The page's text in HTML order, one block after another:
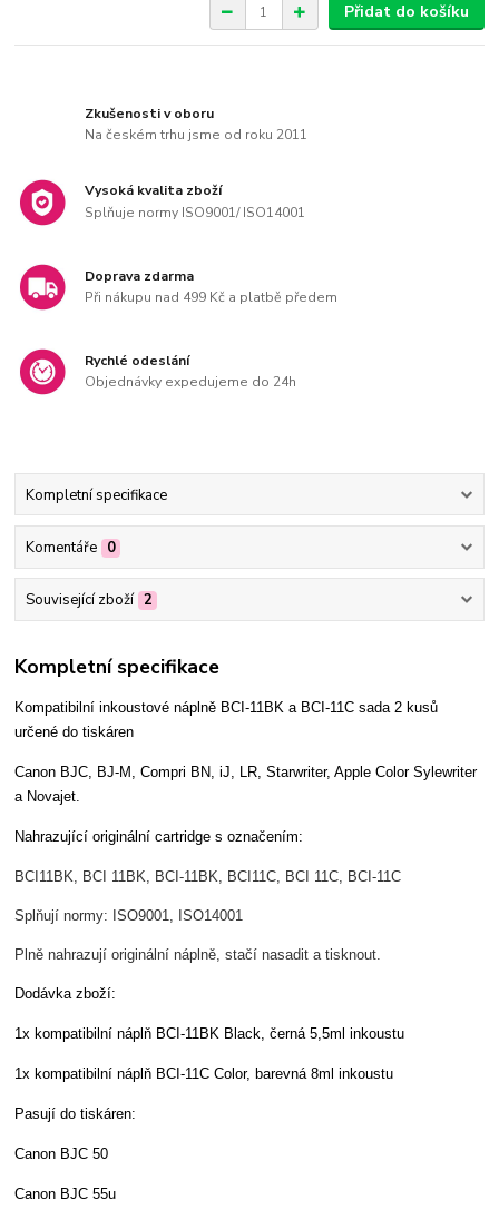
Přidat do košíku
Zkušenosti v oboru
Na českém trhu jsme od roku 2011
Vysoká kvalita zboží
Splňuje normy ISO9001/ ISO14001
Doprava zdarma
Při nákupu nad 499 Kč a platbě předem
Rychlé odeslání
Objednávky expedujeme do 24h
Kompletní specifikace
Komentáře 0
Související zboží 2
Kompletní specifikace
Kompatibilní inkoustové náplně BCI-11BK a BCI-11C sada 2 kusů
určené do tiskáren
Canon BJC, BJ-M, Compri BN, iJ, LR, Starwriter, Apple Color Sylewriter
a Novajet.
Nahrazující originální cartridge s označením:
BCI11BK, BCI 11BK, BCI-11BK, BCI11C, BCI 11C, BCI-11C
Splňují normy: ISO9001, ISO14001
Plně nahrazují originální náplně, stačí nasadit a tisknout.
Dodávka zboží:
1x kompatibilní náplň BCI-11BK Black, černá 5,5ml inkoustu
1x kompatibilní náplň BCI-11C Color, barevná 8ml inkoustu
Pasují do tiskáren:
Canon BJC 50
Canon BJC 55u